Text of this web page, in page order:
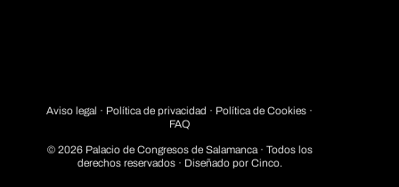
Aviso legal · Política de privacidad · Política de Cookies ·
FAQ
© 2026 Palacio de Congresos de Salamanca · Todos los
derechos reservados · Diseñado por Cinco.